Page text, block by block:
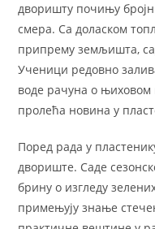
дворишту почињу
смера. Са доласком
припрему земљишта,
Ученици редовно
воде рачуна о њиховом
пролећа новина у
Поред рада у
двориште. Саде
брину о изгледу
примењују знање